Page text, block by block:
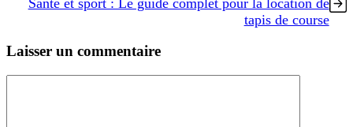
tapis de course
Laisser un commentaire